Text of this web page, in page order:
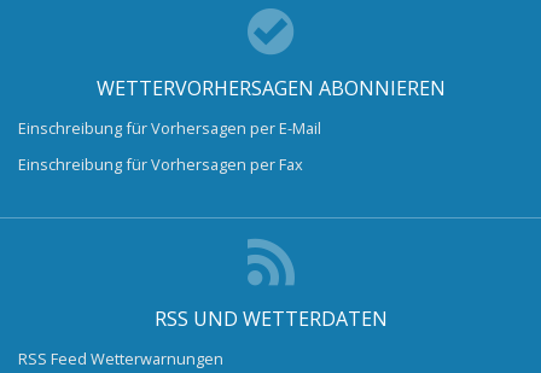
WETTERVORHERSAGEN ABONNIEREN
Einschreibung für Vorhersagen per E-Mail
Einschreibung für Vorhersagen per Fax
RSS UND WETTERDATEN
RSS Feed Wetterwarnungen